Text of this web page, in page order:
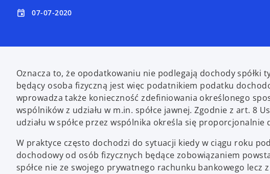
event 07-07-2020
Oznacza to, że opodatkowaniu nie podlegają dochody spółki
będący osoba fizyczną jest więc podatnikiem podatku
wprowadza także konieczność zdefiniowania określonego
wspólników z udziału w m.in. spółce jawnej. Zgodnie z art. 8
udziału w spółce przez wspólnika określa się proporcjonalnie
W praktyce często dochodzi do sytuacji kiedy w ciągu roku
dochodowy od osób fizycznych będące zobowiązaniem
spółce nie ze swojego prywatnego rachunku bankowego lecz